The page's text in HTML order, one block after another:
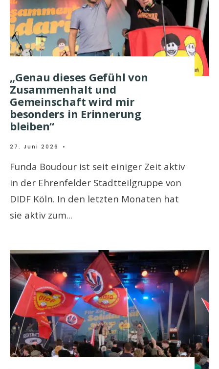
„Genau dieses Gefühl von
Zusammenhalt und
Gemeinschaft wird mir
besonders in Erinnerung
bleiben“
27. Juni 2026 •
Funda Boudour ist seit einiger Zeit aktiv
in der Ehrenfelder Stadtteilgruppe von
DIDF Köln. In den letzten Monaten hat
sie aktiv zum...